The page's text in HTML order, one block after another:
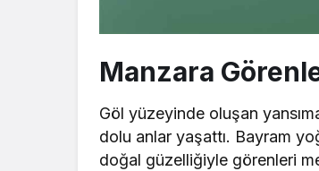
Manzara
Göl yüzeyinde oluşan
dolu anlar yaşattı. Bayram
doğal güzelliğiyle görenleri